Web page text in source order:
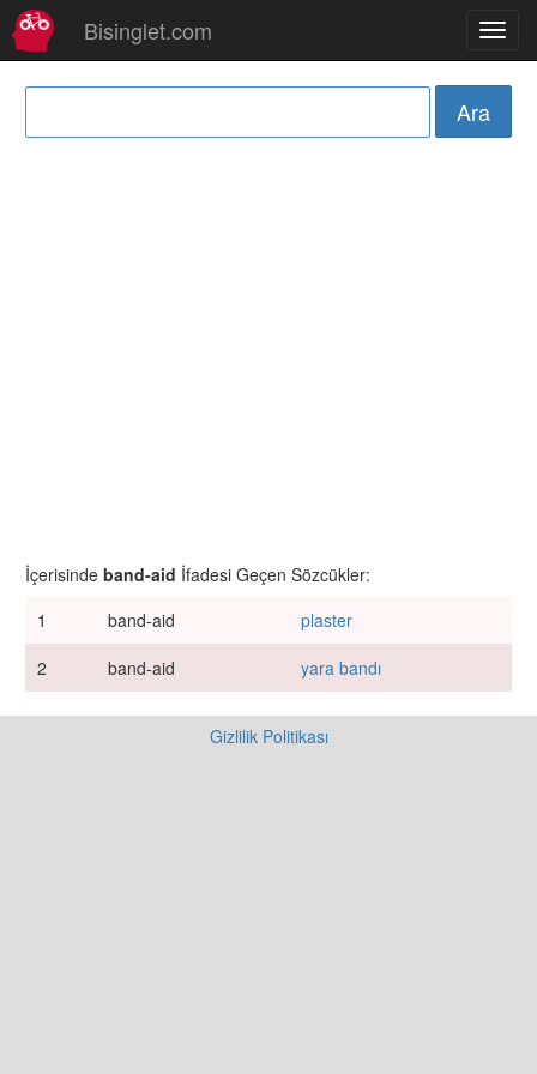
Bisinglet.com
İçerisinde band-aid İfadesi Geçen Sözcükler:
1
band-aid
plaster
2
band-aid yara bandı
Gizlilik Politikası